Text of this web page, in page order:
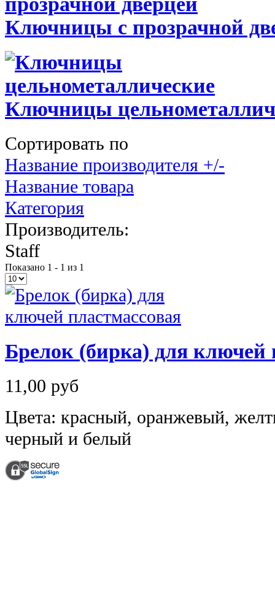
Ключницы с прозрачной
Ключницы
Сортировать по
Название производителя +/-
Название товара
Категория
Производитель:
Staff
Показано 1 - 1 из 1
Брелок (бирка) для ключей
11,00 руб
Цвета: красный, оранжевый,
черный и белый